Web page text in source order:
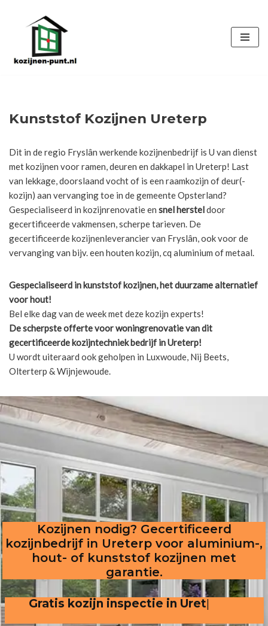
de
Kunststof Kozijnen Ureterp
Dit in de regio Fryslân werkende kozijnenbedrijf is U van dienst
met kozijnen voor ramen, deuren en dakkapel in Ureterp! Last
van lekkage, doorslaand vocht of is een raamkozijn of deur(-
kozijn) aan vervanging toe in de gemeente Opsterland?
Gespecialiseerd in kozijnrenovatie en snel hersteldoor
gecertificeerde vakmensen, scherpe tarieven. De
gecertificeerde kozijnenleverancier van Fryslân, ook voor de
vervanging van bijv. een houten kozijn, cq aluminium of metaal.
Gespecialiseerd in kunststof kozijnen, het duurzame alternatief
voor hout!
Bel elke dag van de week met deze kozijn experts!
De scherpsteofferte voor woningrenovatie van dit
gecertificeerde kozijntechniek bedrijf in Ureterp!
U wordt uiteraard ook geholpen in Luxwoude, Nij Beets,
Olterterp & Wijnjewoude.
Kozijnen nodig? Gecertificeerd
kozijnbedrijf in Ureterp voor aluminium-,
hout- of kunststof kozijnen met
garantie.
Gratis kozijn inspectie in Ureterp,